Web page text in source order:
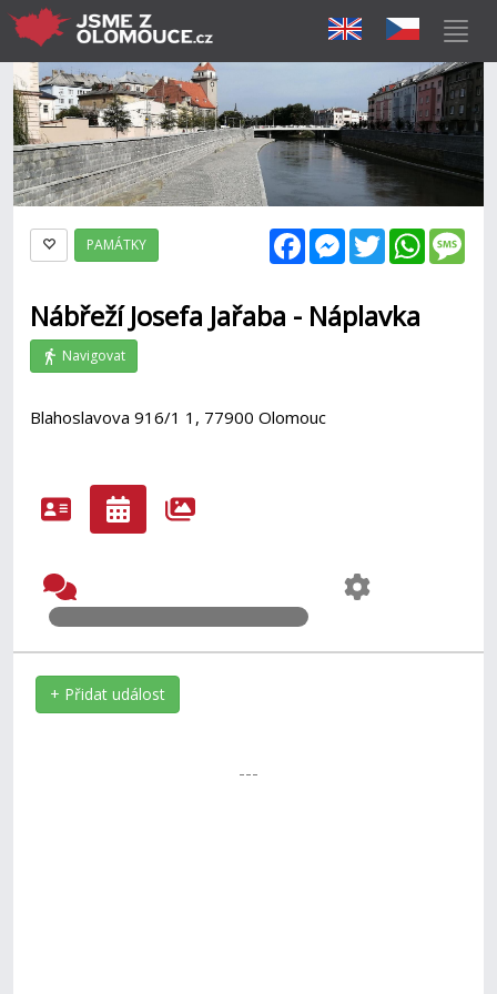
FacebookMessenger
Twitter
PAMÁTKY
Nábřeží Josefa Jařaba - Náplavka
Navigovat
Blahoslavova 916/1 1, 77900 Olomouc
+ Přidat událost
---